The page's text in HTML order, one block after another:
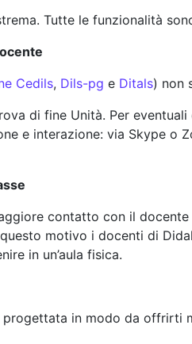
Tutte le funzionalità
Cedils, Dils-pg e Ditals) non
di fine Unità. Per
e interazione: via Skype
contatto con il
motivo i docenti di
in un’aula fisica.
in modo da offrirti